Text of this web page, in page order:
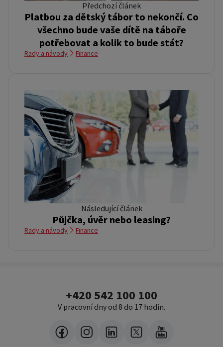
Předchozí článek
Platbou za dětský tábor to nekončí. Co
všechno bude vaše dítě na táboře
potřebovat a kolik to bude stát?
Rady a návody Finance
Následující článek
Půjčka, úvěr nebo leasing?
Rady a návody Finance
+420 542 100 100
V pracovní dny od 8 do 17 hodin.